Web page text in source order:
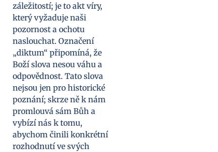
záležitostí; je to akt víry,
který vyžaduje naši
pozornost a ochotu
naslouchat. Označení
„diktum“ připomíná, že
Boží slova nesou váhu a
odpovědnost. Tato slova
nejsou jen pro historické
poznání; skrze ně k nám
promlouvá sám Bůh a
vybízí nás k tomu,
abychom činili konkrétní
rozhodnutí ve svých